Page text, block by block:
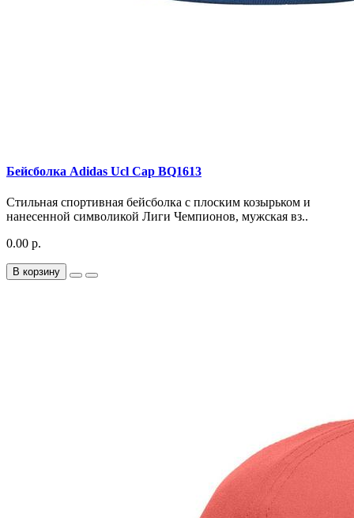
Бейсболка Adidas Ucl Cap BQ1613
Стильная спортивная бейсболка с плоским козырьком и
нанесенной символикой Лиги Чемпионов, мужская вз..
0.00 р.
В корзину